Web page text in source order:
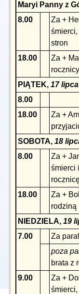
Maryi Panny z
8.00
Za +
stron
18.00
Za +
PIĄTEK,17 lipca
8.00
18.00
Za +
SOBOTA,18
8.00
Za +
śmierci
18.00
Za +
rodziną
NIEDZIELA,19
7.00
Za
poza
brata z
9.00
Za +
śmierci,